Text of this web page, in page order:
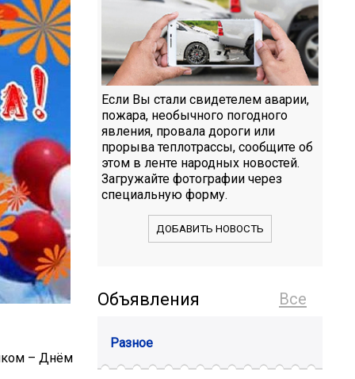
– Днём
Если Вы стали свидетелем аварии,
пожара, необычного погодного
явления, провала дороги или
прорыва теплотрассы, сообщите об
этом в ленте народных новостей.
Загружайте фотографии через
специальную форму.
ДОБАВИТЬ НОВОСТЬ
Все
Объявления
Разное